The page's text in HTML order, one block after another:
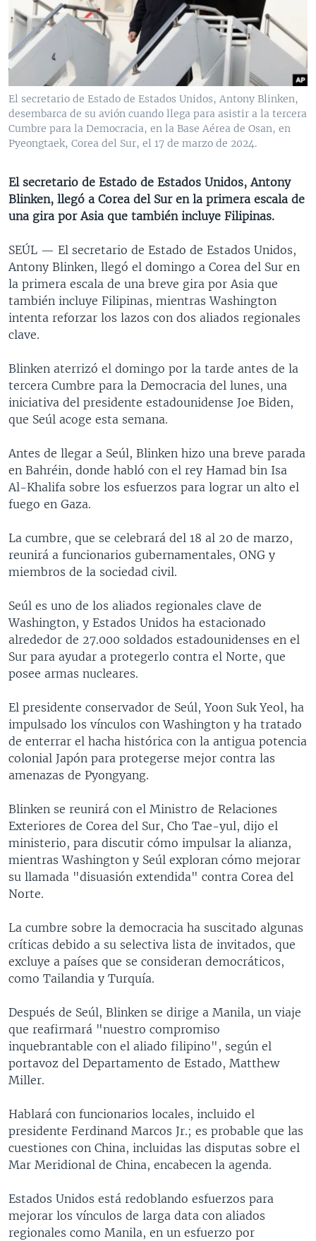
VENEZUELA
BRASIL
NICARAGUA
ECONOMÍA
ENTRETENIMIENTO Y CULTURA
TECNOLOGÍA
DEPORTES
CIENCIA Y SALUD
MULTIMEDIA
VIDEOS
FOTOGRAFÍA
AUDIOS
PROGRAMAS TV
EL MUNDO AL DÍA
FORO INTERAMERICANO
VISIÓN 360
LAS CLAVES
RADIO
AVANCE INFORMATIVO
AUDIONOTICIAS
BUENOS DÍAS AMÉRICA
EL MUNDO AL DÍA [RADIO]
FORO [RADIO]
DEPORTIVO INTERNACIONAL
NOTA ECONÓMICA
ENTRETENIMIENTO
DIRECT
DOCUMENTALES DE LA VOA
Learning English
SÍGANOS
Idiomas
El secretario de Estado de Estados Unidos, Antony Blinken,
desembarca de su avión cuando llega para asistir a la tercera
Cumbre para la Democracia, en la Base Aérea de Osan, en
Pyeongtaek, Corea del Sur, el 17 de marzo de 2024.
El secretario de Estado de Estados Unidos, Antony
Blinken, llegó a Corea del Sur en la primera escala de
una gira por Asia que también incluye Filipinas.
SEÚL — El secretario de Estado de Estados Unidos,
Antony Blinken, llegó el domingo a Corea del Sur en
la primera escala de una breve gira por Asia que
también incluye Filipinas, mientras Washington
intenta reforzar los lazos con dos aliados regionales
clave.
Blinken aterrizó el domingo por la tarde antes de la
tercera Cumbre para la Democracia del lunes, una
iniciativa del presidente estadounidense Joe Biden,
que Seúl acoge esta semana.
Antes de llegar a Seúl, Blinken hizo una breve parada
en Bahréin, donde habló con el rey Hamad bin Isa
Al-Khalifa sobre los esfuerzos para lograr un alto el
fuego en Gaza.
La cumbre, que se celebrará del 18 al 20 de marzo,
reunirá a funcionarios gubernamentales, ONG y
miembros de la sociedad civil.
Seúl es uno de los aliados regionales clave de
Washington, y Estados Unidos ha estacionado
alrededor de 27.000 soldados estadounidenses en el
Sur para ayudar a protegerlo contra el Norte, que
posee armas nucleares.
El presidente conservador de Seúl, Yoon Suk Yeol, ha
impulsado los vínculos con Washington y ha tratado
de enterrar el hacha histórica con la antigua potencia
colonial Japón para protegerse mejor contra las
amenazas de Pyongyang.
Blinken se reunirá con el Ministro de Relaciones
Exteriores de Corea del Sur, Cho Tae-yul, dijo el
ministerio, para discutir cómo impulsar la alianza,
mientras Washington y Seúl exploran cómo mejorar
su llamada "disuasión extendida" contra Corea del
Norte.
La cumbre sobre la democracia ha suscitado algunas
críticas debido a su selectiva lista de invitados, que
excluye a países que se consideran democráticos,
como Tailandia y Turquía.
Después de Seúl, Blinken se dirige a Manila, un viaje
que reafirmará "nuestro compromiso
inquebrantable con el aliado filipino", según el
portavoz del Departamento de Estado, Matthew
Miller.
Hablará con funcionarios locales, incluido el
presidente Ferdinand Marcos Jr.; es probable que las
cuestiones con China, incluidas las disputas sobre el
Mar Meridional de China, encabecen la agenda.
Estados Unidos está redoblando esfuerzos para
mejorar los vínculos de larga data con aliados
regionales como Manila, en un esfuerzo por